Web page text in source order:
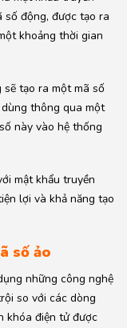
số động, được tạo ra
khoảng thời gian
sẽ tạo ra một mã số
thông qua một
này vào hệ thống
mật khẩu truyền
lợi và khả năng tạo
số ảo
những công nghệ
so với các dòng
khóa điện tử được